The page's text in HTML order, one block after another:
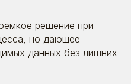
решение при
но дающее
данных без лишних